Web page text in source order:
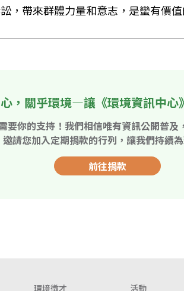
，帶來群體力量和意志，是蠻有價值
，關乎環境—讓《環境資訊中心
要你的支持！我們相信唯有資訊公開普
邀請您加入定期捐款的行列，讓我們持續
前往捐款
環境徵才 活動